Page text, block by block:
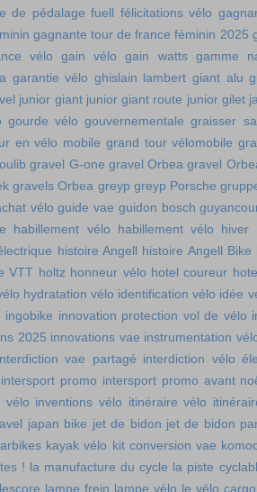
de pédalage fuell félicitations vélo
gagnante tour de france féminin 2025
vélo
gain vélo gain watts gamme
garantie vélo ghislain lambert giant alu
junior giant junior giant route junior gilet
gourde vélo gouvernementale graisser
en vélo mobile grand tour vélomobile
gravel G-one gravel Orbea gravel
gravels Orbea greyp greyp Porsche
vélo guide vae guidon bosch
habillement vélo habillement vélo hiver
histoire Angell histoire Angell Bike
VTT holtz honneur vélo hotel coureur
hydratation vélo identification vélo idée
ingobike innovation protection vol de vélo
2025 innovations vae instrumentation
vae partagé interdiction vélo
intersport promo intersport promo avant
vélo inventions vélo itinéraire vélo
japan bike jet de bidon jet de bidon
kayak vélo kit conversion vae
! la manufacture du cycle la piste
lampe frein lampe vélo le vélo